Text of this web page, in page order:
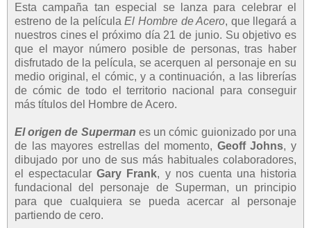
Esta campaña tan especial se lanza para celebrar el
estreno de la películaEl Hombre de Acero, que llegará a
nuestros cines el próximo día 21 de junio. Su objetivo es
que el mayor número posible de personas, tras haber
disfrutado de la película, se acerquen al personaje en su
medio original, el cómic, y a continuación, a las librerías
de cómic de todo el territorio nacional para conseguir
más títulos del Hombre de Acero.
El origen de Superman es un cómic guionizado por una
de las mayores estrellas del momento, Geoff Johns, y
dibujado por uno de sus más habituales colaboradores,
el espectacularGary Frank, y nos cuenta una historia
fundacional del personaje de Superman, un principio
para que cualquiera se pueda acercar al personaje
partiendo de cero.